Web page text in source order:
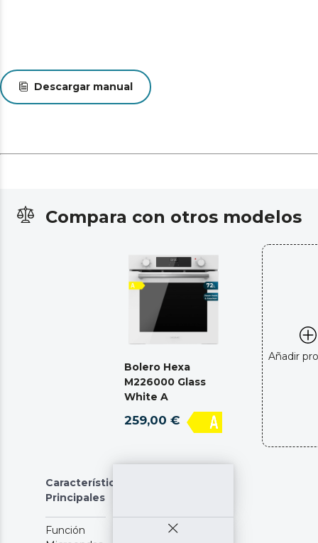
Descargar manual
Compara con otros modelos
Bolero Hexa
M226000 Glass
White A
259,00 €
Añadir
Características
Principales
Función